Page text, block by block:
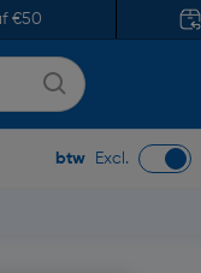
€50
btw Excl.